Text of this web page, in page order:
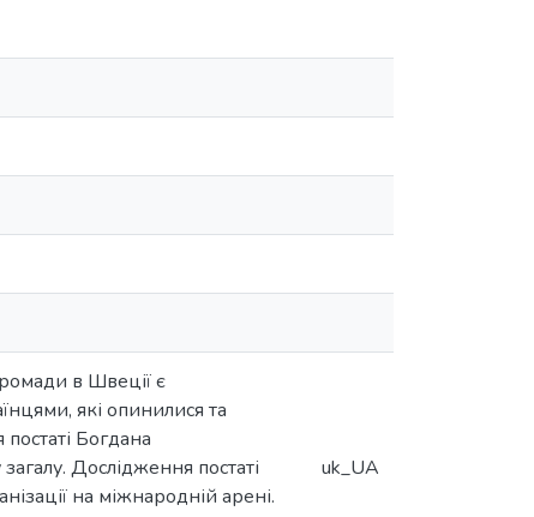
в Швеції є
які опинилися та
Богдана
Дослідження постаті
на міжнародній арені.
uk_UA